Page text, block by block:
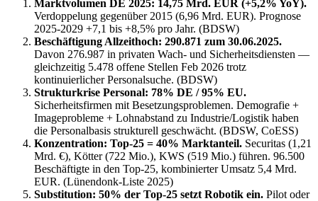
Marktvolumen DE 2025: 14,75 Mrd. EUR (+5,2% YoY).
Verdoppelung gegenüber 2015 (6,96 Mrd. EUR). Prognose
2025-2029 +7,1 bis +8,5% pro Jahr. (BDSW)
Beschäftigung Allzeithoch: 290.871 zum 30.06.2025.
Davon 276.987 in privaten Wach- und Sicherheitsdiensten —
gleichzeitig 5.478 offene Stellen Feb 2026 trotz
kontinuierlicher Personalsuche. (BDSW)
Strukturkrise Personal: 78% DE / 95% EU.
Sicherheitsfirmen mit Besetzungsproblemen. Demografie +
Imageprobleme + Lohnabstand zu Industrie/Logistik haben
die Personalbasis strukturell geschwächt. (BDSW, CoESS)
Konzentration: Top-25 = 40% Marktanteil. Securitas (1,21
Mrd. €), Kötter (722 Mio.), KWS (519 Mio.) führen. 96.500
Beschäftigte in den Top-25, kombinierter Umsatz 5,4 Mrd.
EUR. (Lünendonk-Liste 2025)
Substitution: 50% der Top-25 setzt Robotik ein. Pilot oder